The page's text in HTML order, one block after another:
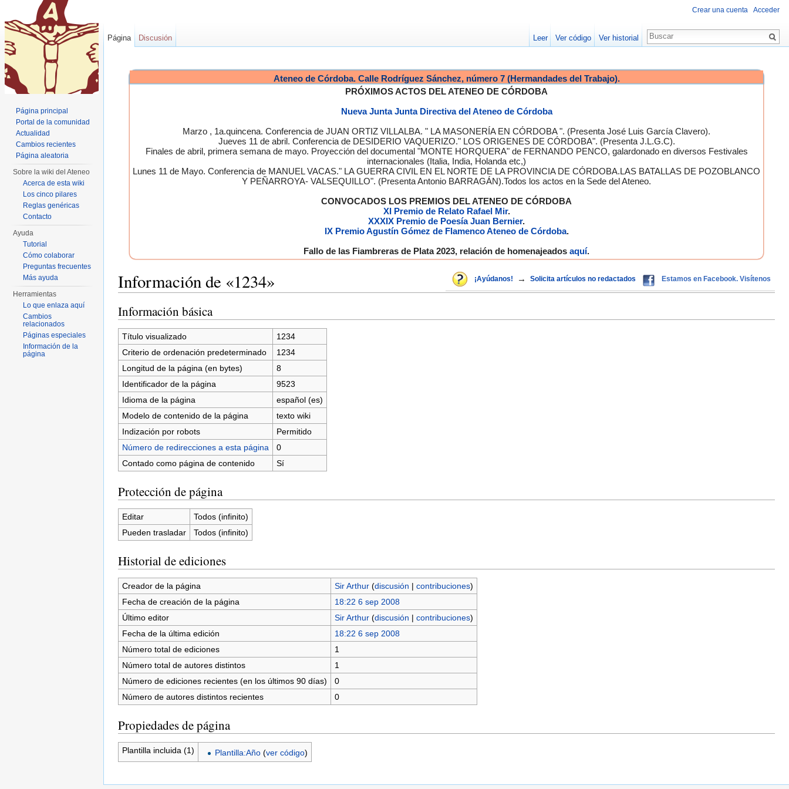
Ateneo de Córdoba. Calle Rodríguez Sánchez, número 7 (Hermandades del Trabajo).
PRÓXIMOS ACTOS DEL ATENEO DE CÓRDOBA
Nueva Junta Junta Directiva del Ateneo de Córdoba
Marzo , 1a.quincena. Conferencia de JUAN ORTIZ VILLALBA. " LA MASONERÍA EN CÓRDOBA ". (Presenta José Luis García Clavero).
Jueves 11 de abril. Conferencia de DESIDERIO VAQUERIZO." LOS ORIGENES DE CÓRDOBA". (Presenta J.L.G.C).
Finales de abril, primera semana de mayo. Proyección del documental "MONTE HORQUERA" de FERNANDO PENCO, galardonado en diversos Festivales
internacionales (Italia, India, Holanda etc,)
Lunes 11 de Mayo. Conferencia de MANUEL VACAS." LA GUERRA CIVIL EN EL NORTE DE LA PROVINCIA DE CÓRDOBA.LAS BATALLAS DE POZOBLANCO
Y PEÑARROYA- VALSEQUILLO". (Presenta Antonio BARRAGÁN).Todos los actos en la Sede del Ateneo.
CONVOCADOS LOS PREMIOS DEL ATENEO DE CÓRDOBA
XI Premio de Relato Rafael Mir.
XXXIX Premio de Poesía Juan Bernier.
IX Premio Agustín Gómez de Flamenco Ateneo de Córdoba.
Fallo de las Fiambreras de Plata 2023, relación de homenajeados aquí.
¡Ayúdanos! → Solicita artículos no redactados Estamos en Facebook. Visítenos
Información de «1234»
Información básica
Título visualizado
1234
Criterio de ordenación predeterminado
1234
Longitud de la página (en bytes)
8
Identificador de la página
9523
Idioma de la página
español (es)
Modelo de contenido de la página
texto wiki
Indización por robots
Permitido
Número de redirecciones a esta página
0
Contado como página de contenido
Sí
Protección de página
Editar
Todos (infinito)
Pueden trasladar
Todos (infinito)
Historial de ediciones
Creador de la página Sir Arthur (discusión | contribuciones)
Fecha de creación de la página
18:22 6 sep 2008
Último editor
Sir Arthur (discusión | contribuciones)
Fecha de la última edición
18:22 6 sep 2008
Número total de ediciones
1
Número total de autores distintos
1
Número de ediciones recientes (en los últimos 90 días)
0
Número de autores distintos recientes
0
Propiedades de página
Plantilla incluida (1) Plantilla:Año(ver código)
Crear una cuenta Acceder
Página Discusión Leer Ver código Ver historial
Página principal
Portal de la comunidad
Actualidad
Cambios recientes
Página aleatoria
Sobre la wiki del Ateneo
Acerca de esta wiki
Los cinco pilares
Reglas genéricas
Contacto
Ayuda
Tutorial
Cómo colaborar
Preguntas frecuentes
Más ayuda
Herramientas
Lo que enlaza aquí
Cambios
relacionados
Páginas especiales
Información de la
página